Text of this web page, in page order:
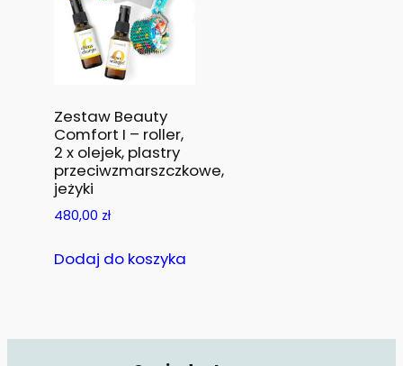
Zestaw Beauty
Comfort I – roller,
2 x olejek, plastry
przeciwzmarszczkowe,
jeżyki
480,00 zł
Dodaj do koszyka